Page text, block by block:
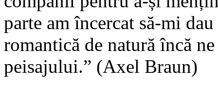
parte am încercat să-mi
romantică de natură încă
peisajului.” (Axel Braun)